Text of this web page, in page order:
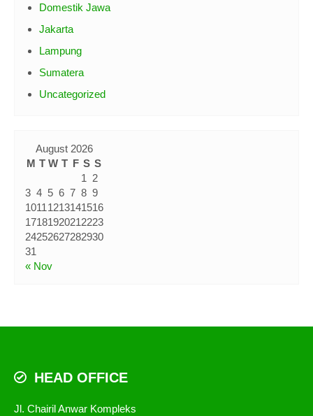
Domestik Jawa
Jakarta
Lampung
Sumatera
Uncategorized
August 2026
M T W T F S S
« Nov
1
2
3 4 5 6 7 8 9
1011 1213141516
17181920212223
24252627282930
31
HEAD OFFICE
Jl. Chairil Anwar Kompleks